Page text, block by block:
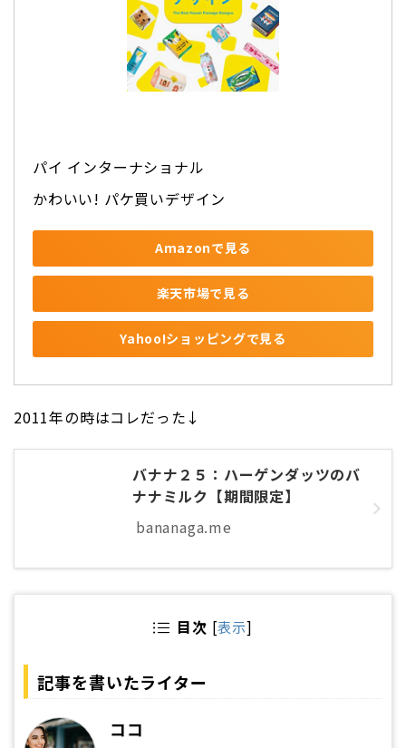
パイ インターナショナル
かわいい! パケ買いデザイン
Amazonで見る
楽天市場で見る
Yahoo!ショッピングで見る
2011年の時はコレだった↓
バナナ２５：ハーゲンダッツのバ
ナナミルク【期間限定】
bananaga.me
目次 [表示]
記事を書いたライター
ココ